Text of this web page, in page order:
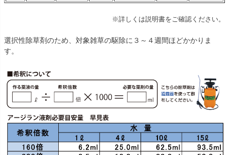
※詳しくは説明書をご確認ください。
選択性除草剤のため、対象雑草の駆除に３～４週間ほどかかりま
す。